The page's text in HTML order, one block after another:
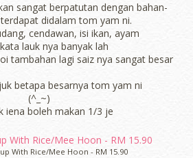
sangat berpatutan dengan bahan-
didalam tom yam ni.
cendawan, isi ikan, ayam
lauk nya banyak lah
tambahan lagi saiz nya sangat besar
betapa besarnya tom yam ni
(^_~)
iena boleh makan 1/3 je
With Rice/Mee Hoon - RM 15.90